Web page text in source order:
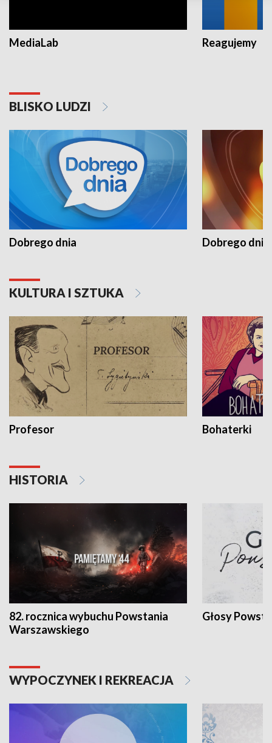
MediaLab Reagujemy
BLISKO LUDZI
Dobrego dnia Dobrego dnia
KULTURA I SZTUKA
Profesor Bohaterki
HISTORIA
82. rocznica wybuchu Powstania
Warszawskiego
Głosy
WYPOCZYNEK I REKREACJA